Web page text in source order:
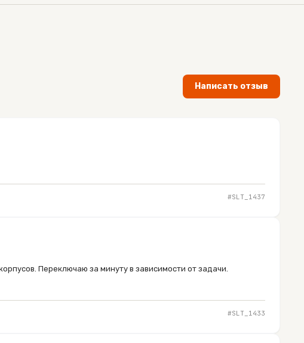
Написать отзыв
#SLT_ 1437
Переключаю за минуту в зависимости от задачи.
#SLT_ 1433